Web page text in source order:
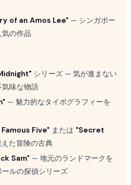
of an Amos Lee" — シンガポー
の作品
シリーズ — 気が進まない
味な物語
— 魅力的なタイポグラフィーを
Five" または "Secret
た冒険の古典
Sam" — 地元のランドマークを
ルの探偵シリーズ